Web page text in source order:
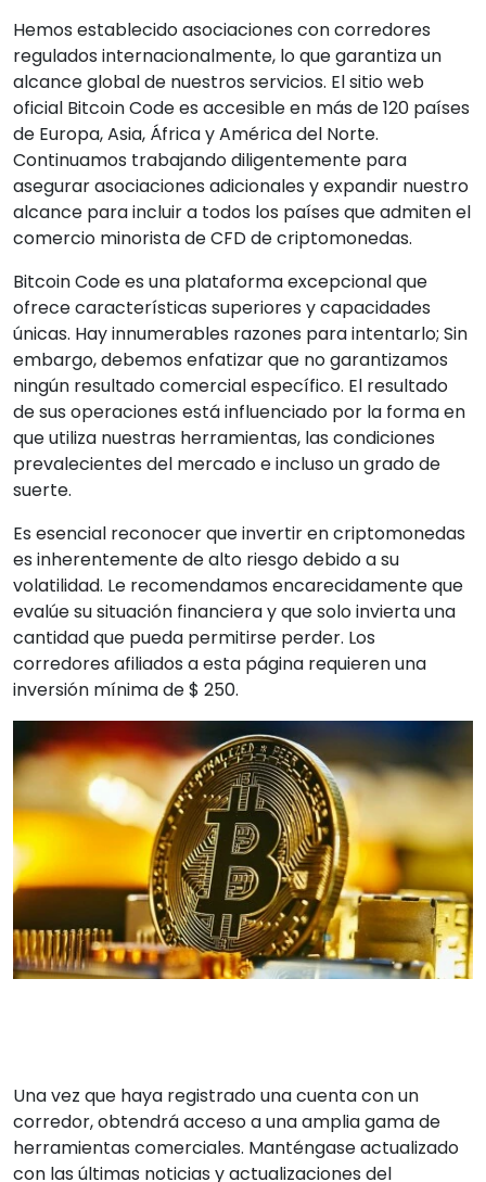
Hemos establecido asociaciones con corredores
regulados internacionalmente, lo que garantiza un
alcance global de nuestros servicios. El sitio web
oficial Bitcoin Code es accesible en más de 120 países
de Europa, Asia, África y América del Norte.
Continuamos trabajando diligentemente para
asegurar asociaciones adicionales y expandir nuestro
alcance para incluir a todos los países que admiten el
comercio minorista de CFD de criptomonedas.
Bitcoin Code es una plataforma excepcional que
ofrece características superiores y capacidades
únicas. Hay innumerables razones para intentarlo; Sin
embargo, debemos enfatizar que no garantizamos
ningún resultado comercial específico. El resultado
de sus operaciones está influenciado por la forma en
que utiliza nuestras herramientas, las condiciones
prevalecientes del mercado e incluso un grado de
suerte.
Es esencial reconocer que invertir en criptomonedas
es inherentemente de alto riesgo debido a su
volatilidad. Le recomendamos encarecidamente que
evalúe su situación financiera y que solo invierta una
cantidad que pueda permitirse perder. Los
corredores afiliados a esta página requieren una
inversión mínima de $ 250.
Una vez que haya registrado una cuenta con un
corredor, obtendrá acceso a una amplia gama de
herramientas comerciales. Manténgase actualizado
con las últimas noticias y actualizaciones del